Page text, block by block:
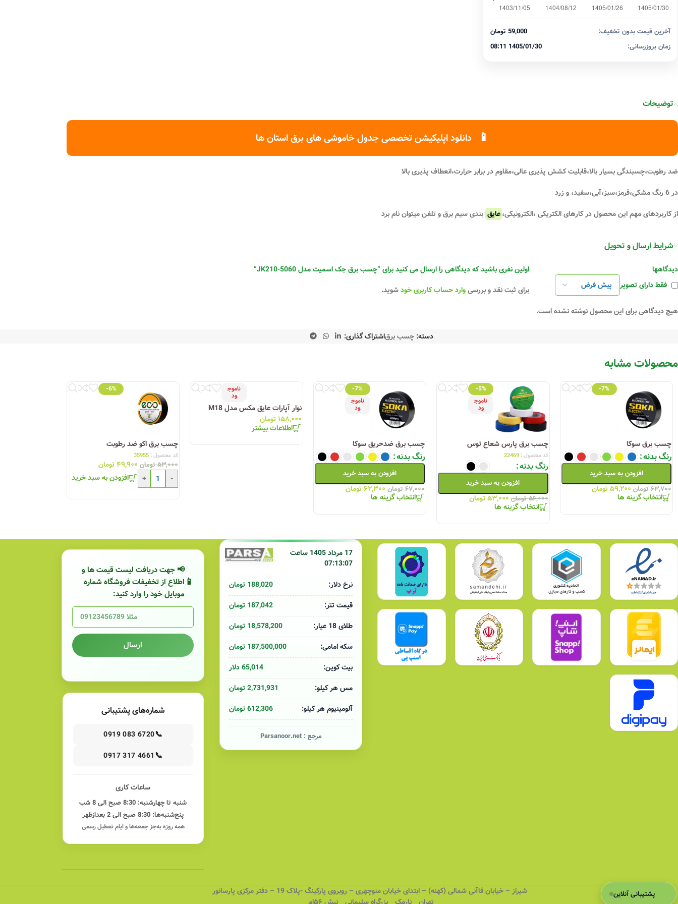
آخرین قیمت بدون تخفیف:
59,000 تومان
زمان بروزرسانی:
1405/01/30 08:11
توضیحات
📱 دانلود اپلیکیشن تخصصی جدول خاموشی های برق استان ها
ضد رطوبت،چسبندگی بسیار بالا،قابلیت کشش پذیری عالی،مقاوم در برابر حرارت،انعطاف پذیری بالا
در 6 رنگ مشکی،قرمز،سبز،آبی،سفید، و زرد
از کاربردهای مهم این محصول در کارهای الکتریکی ،الکترونیکی، عایق بندی سیم برق و تلفن میتوان نام برد
شرایط ارسال و تحویل
دیدگاهها
فقط دارای تصویر
هیچ دیدگاهی برای این محصول نوشته نشده است.
اولین نفری باشید که دیدگاهی را ارسال می کنید برای “چسب برق جک اسمیت مدل JK210-5060”
برای ثبت نقد و بررسیوارد حساب کاربری خودشوید.
دسته: چسب برقاشتراک گذاری:
محصولات مشابه
-7%
چسب برق سوکا
رنگ بدنه
افزودن به سبد خرید
۶۳,۷۰۰ تومان ۵۹,۲۰۰تومان
انتخاب گزینه ها
-5%
ناموج
ود
چسب برق پارس شعاع توس
کد محصول :22469
رنگ بدنه
افزودن به سبد خرید
۵۶,۰۰۰ تومان ۵۳,۰۰۰تومان
انتخاب گزینه ها
-7%
ناموج
ود
چسب برق ضدحریق سوکا
رنگ بدنه
افزودن به سبد خرید
۶۷,۰۰۰ تومان ۶۲,۳۰۰تومان
انتخاب گزینه ها
ناموج
ود
نوار آپارات عایق مکس مدل M18
۱۵۸,۰۰۰ تومان
اطلاعات بیشتر
-6%
چسب برق اکو ضد رطوبت
کد محصول : 35955
۵۳,۰۰۰ تومان ۴۹,۹۰۰ تومان
-
+ افزودن به سبد خرید
17 مرداد 1405 ساعت
07:13:07
نرخ دلار:
188,020 تومان
قیمت تتر:
187,042 تومان
طلای 18 عیار:
18,578,200 تومان
سکه امامی:
187,500,000 تومان
بیت کوین:
65,014 دلار
مس هر کیلو:
2,731,931 تومان
آلومینیوم هر کیلو:
612,306 تومان
مرجع :Parsanoor.net
📢 جهت دریافت لیست قیمت ها و
اطلاع از تخفیفات فروشگاه شماره
موبایل خود را وارد کنید:
ارسال
شماره‌های پشتیبانی
📞
0919 083 6720
📞
0917 317 4661
ساعات کاری
شنبه تا چهارشنبه: 8:30 صبح الی 8 شب
پنج‌شنبه‌ها: 8:30 صبح الی 2 بعدازظهر
همه روزه به‌جز جمعه‌ها و ایام تعطیل رسمی
شیراز – خیابان قاآنی شمالی (کهنه) – ابتدای خیابان منوچهری – روبروی پارکینگ -پلاک 19 – دفتر مرکزی پارسانور
پشتیبانی آنلاین